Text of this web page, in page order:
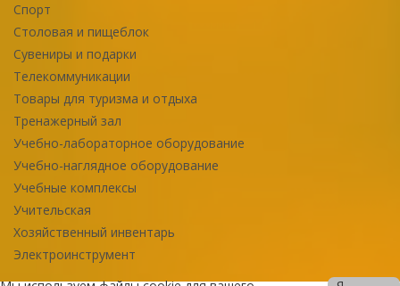
Спорт
Столовая и пищеблок
Сувениры и подарки
Телекоммуникации
Товары для туризма и отдыха
Тренажерный зал
Учебно-лабораторное оборудование
Учебно-наглядное оборудование
Учебные комплексы
Учительская
Хозяйственный инвентарь
Электроинструмент